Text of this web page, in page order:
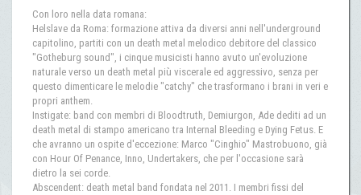
Con loro nella data romana:
Helslave da Roma: formazione attiva da diversi anni nell'underground
capitolino, partiti con un death metal melodico debitore del classico
"Gotheburg sound", i cinque musicisti hanno avuto un'evoluzione
naturale verso un death metal più viscerale ed aggressivo, senza per
questo dimenticare le melodie "catchy" che trasformano i brani in veri e
propri anthem.
Instigate: band con membri di Bloodtruth, Demiurgon, Ade dediti ad un
death metal di stampo americano tra Internal Bleeding e Dying Fetus. E
che avranno un ospite d'eccezione: Marco "Cinghio" Mastrobuono, già
con Hour Of Penance, Inno, Undertakers, che per l'occasione sarà
dietro la sei corde.
Abscendent: death metal band fondata nel 2011. I membri fissi del